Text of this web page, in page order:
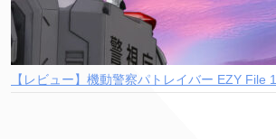
【レビュー】機動警察パトレイバー EZY File 1